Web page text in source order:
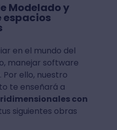
Modelado y
espacios
en el mundo del
manejar software
Por ello, nuestro
te enseñará a
con
siguientes obras